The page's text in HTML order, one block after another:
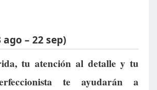
ago – 22 sep)
tu atención al detalle y tu
te ayudarán a